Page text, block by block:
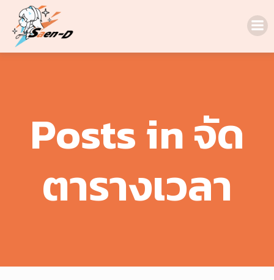
Posts in จัด
ตารางเวลา